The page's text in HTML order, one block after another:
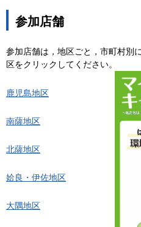
参加店舗
参加店舗は，地区ごと，市町村別
区をクリックしてください。
鹿児島地区
南薩地区
北薩地区
姶良・伊佐地区
大隅地区